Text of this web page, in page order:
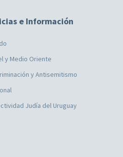
e Información
y Medio Oriente
y Antisemitismo
Judía del Uruguay